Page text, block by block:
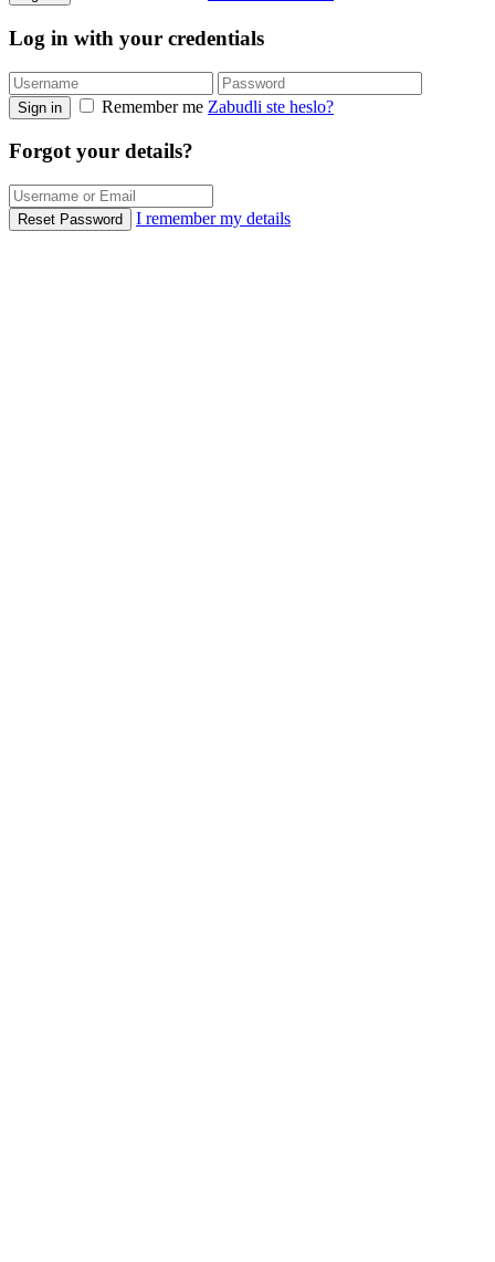
Log in with your credentials
Sign in Remember me Zabudli ste heslo?
Forgot your details?
Reset Password I remember my details